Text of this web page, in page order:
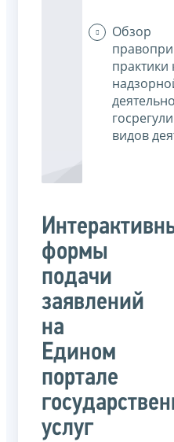
Обзор
практики
видов
формы
подачи
заявлений
на
Едином
портале
услуг